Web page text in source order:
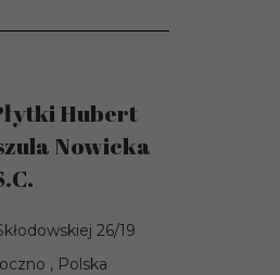
Hubert
Nowicka
26/19
, Polska